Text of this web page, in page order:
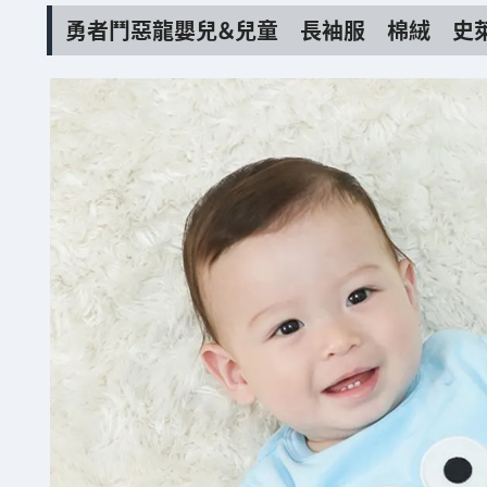
勇者鬥惡龍嬰兒＆兒童 長袖服 棉絨 史